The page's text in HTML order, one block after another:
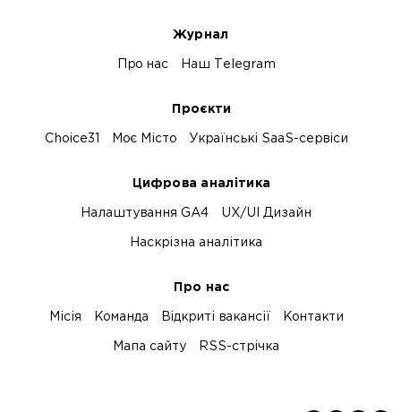
Журнал
Про нас Наш Telegram
Проєкти
Choice31 Моє Місто Українські SaaS-сервіси
Цифрова аналітика
Налаштування GA4 UX/UI Дизайн
Наскрізна аналітика
Про нас
Місія Команда Відкриті вакансії Контакти
Мапа сайту RSS-стрічка